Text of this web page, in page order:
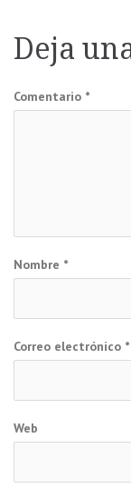
Deja
Comentario *
Nombre *
Correo electrónico *
Web